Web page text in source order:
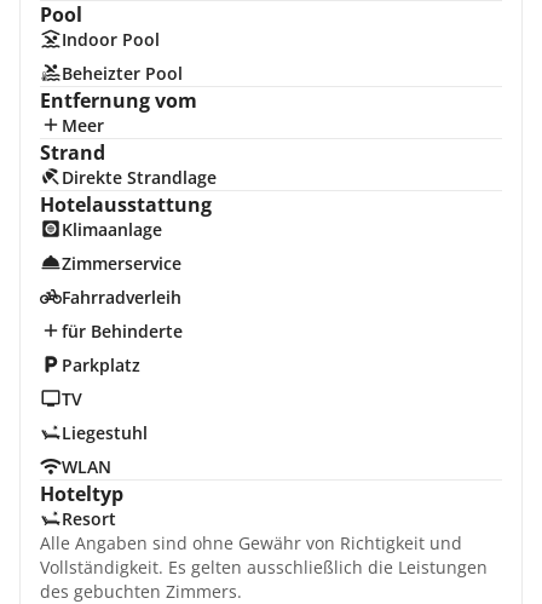
Pool
Indoor Pool
Beheizter Pool
Entfernung vom
Meer
Strand
Direkte Strandlage
Hotelausstattung
Klimaanlage
Zimmerservice
Fahrradverleih
für Behinderte
Parkplatz
TV
Liegestuhl
WLAN
Hoteltyp
Resort
Alle Angaben sind ohne Gewähr von Richtigkeit und
Vollständigkeit. Es gelten ausschließlich die Leistungen
des gebuchten Zimmers.